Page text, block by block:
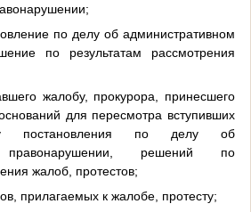
по делу об административном
по результатам рассмотрения
жалобу, прокурора, принесшего
для пересмотра вступивших
постановления по делу об
правонарушении, решений по
жалоб, протестов;
прилагаемых к жалобе, протесту;